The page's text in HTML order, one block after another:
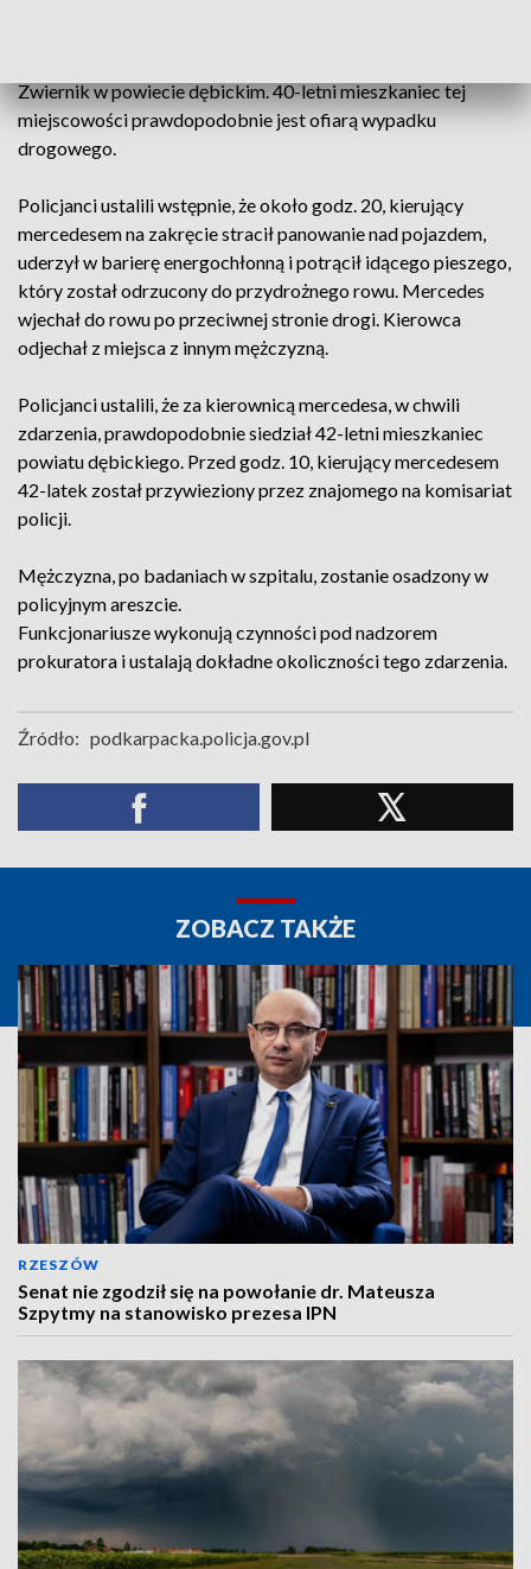
Zwiernik w powiecie dębickim. 40-letni mieszkaniec tej
miejscowości prawdopodobnie jest ofiarą wypadku
drogowego.
Policjanci ustalili wstępnie, że około godz. 20, kierujący
mercedesem na zakręcie stracił panowanie nad pojazdem,
uderzył w barierę energochłonną i potrącił idącego pieszego,
który został odrzucony do przydrożnego rowu. Mercedes
wjechał do rowu po przeciwnej stronie drogi. Kierowca
odjechał z miejsca z innym mężczyzną.
Policjanci ustalili, że za kierownicą mercedesa, w chwili
zdarzenia, prawdopodobnie siedział 42-letni mieszkaniec
powiatu dębickiego. Przed godz. 10, kierujący mercedesem
42-latek został przywieziony przez znajomego na komisariat
policji.
Mężczyzna, po badaniach w szpitalu, zostanie osadzony w
policyjnym areszcie.
Funkcjonariusze wykonują czynności pod nadzorem
prokuratora i ustalają dokładne okoliczności tego zdarzenia.
Źródło: podkarpacka.policja.gov.pl
ZOBACZ TAKŻE
RZESZÓW
Senat nie zgodził się na powołanie dr. Mateusza
Szpytmy na stanowisko prezesa IPN